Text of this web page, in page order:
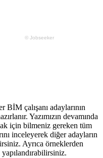
çalışanı adaylarının
Yazımızın devamında
için bilmeniz gereken tüm
inceleyerek diğer adayların
Ayrıca örneklerden